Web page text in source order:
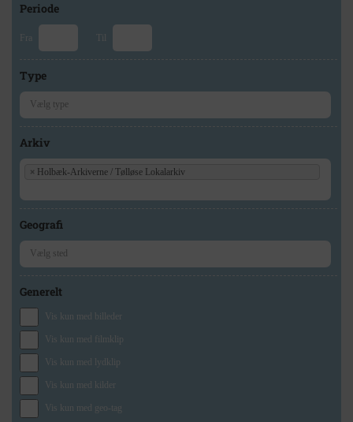
Periode
Fra Til
Type
Arkiv
× Holbæk-Arkiverne / Tølløse Lokalarkiv
Geografi
Generelt
Vis kun med billeder
Vis kun med filmklip
Vis kun med lydklip
Vis kun med kilder
Vis kun med geo-tag